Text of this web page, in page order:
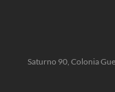
Saturno 90, Colonia